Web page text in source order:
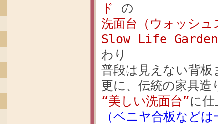
ド
の
洗面台（ウォッシ
Slow Life Garden
わり
普段は見えない背板
更に、伝統の家具造
“美しい洗面台”に
（ベニヤ合板など